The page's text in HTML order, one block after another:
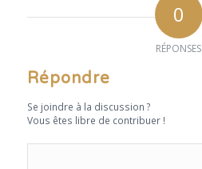
0
RÉPONSES
Répondre
Se joindre à la discussion ?
Vous êtes libre de contribuer !